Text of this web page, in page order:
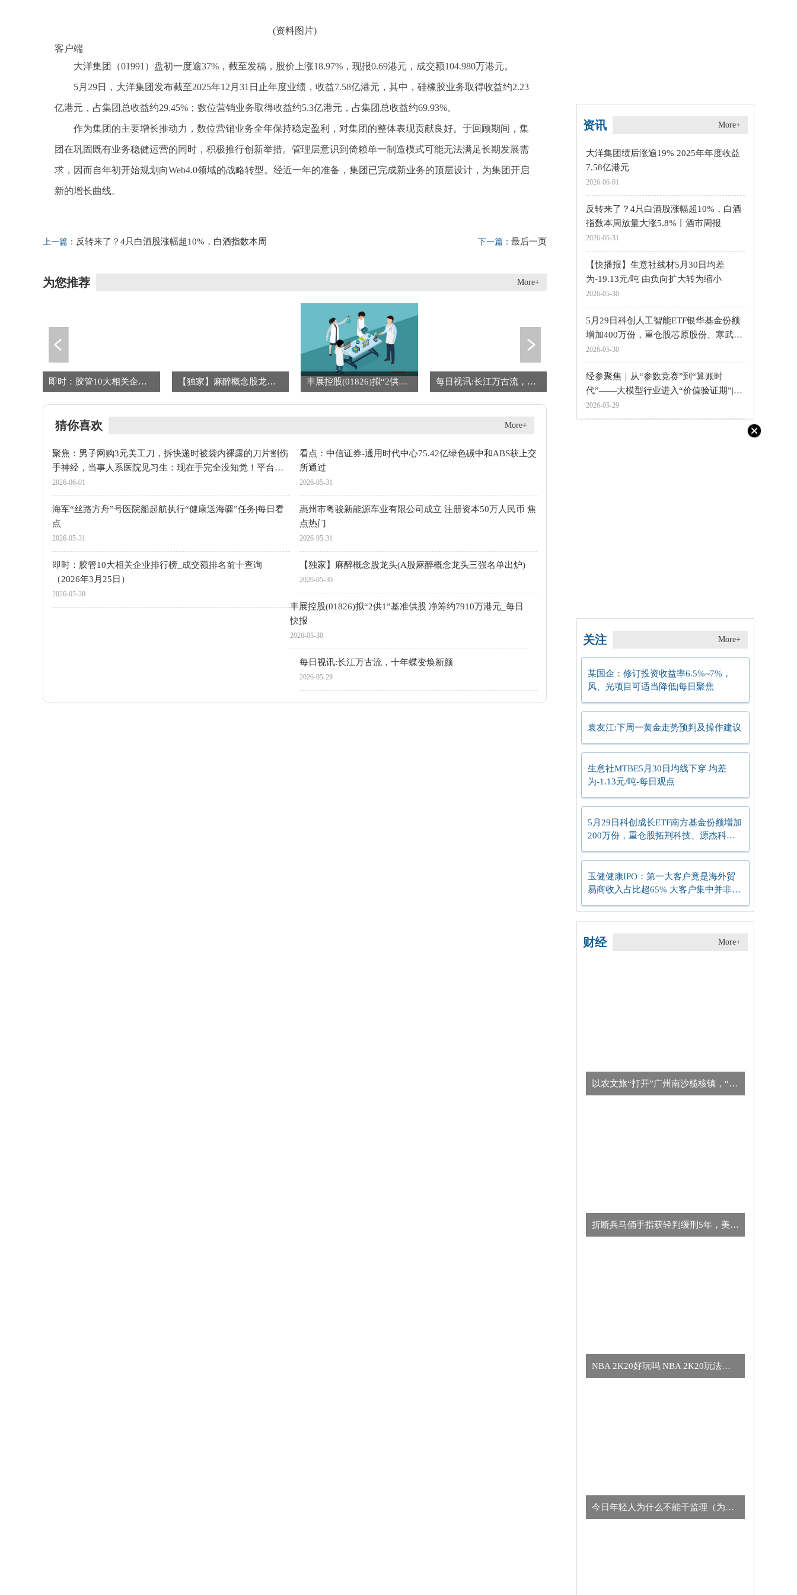
(资料图片)
客户端
大洋集团（01991）盘初一度逾37%，截至发稿，股价上涨18.97%，现报0.69港元，成交额104.980万港元。
5月29日，大洋集团发布截至2025年12月31日止年度业绩，收益7.58亿港元，其中，硅橡胶业务取得收益约2.23
亿港元，占集团总收益约29.45%；数位营销业务取得收益约5.3亿港元，占集团总收益约69.93%。
作为集团的主要增长推动力，数位营销业务全年保持稳定盈利，对集团的整体表现贡献良好。于回顾期间，集
团在巩固既有业务稳健运营的同时，积极推行创新举措。管理层意识到倚赖单一制造模式可能无法满足长期发展需
求，因而自年初开始规划向Web4.0领域的战略转型。经近一年的准备，集团已完成新业务的顶层设计，为集团开启
新的增长曲线。
上一篇： 反转来了？4只白酒股涨幅超10%，白酒指数本周
下一篇： 最后一页
为您推荐 More+
即时：胶管10大相关企业排行榜_成交额排名前十查询（2026年3月25日） 【独家】麻醉概念股龙头(A股麻醉概念龙头三强名单出炉) 丰展控股(01826)拟“2供1”基准供股 净筹约7910万港元_每日快报 每日视讯:长江万古流，十年蝶变焕新颜 聚焦：男子网购3元美工刀，拆快递时被袋内裸露的刀片割伤手神经，当事人系医院见习生：现在手完全没知觉！平台回应
猜你喜欢 More+
聚焦：男子网购3元美工刀，拆快递时被袋内裸露的刀片割伤
手神经，当事人系医院见习生：现在手完全没知觉！平台回
应
2026-06-01
看点：中信证券-通用时代中心75.42亿绿色碳中和ABS获上交
所通过
2026-05-31
海军“丝路方舟”号医院船起航执行“健康送海疆”任务|每日看
点
2026-05-31
惠州市粤骏新能源车业有限公司成立 注册资本50万人民币 焦
点热门
2026-05-31
即时：胶管10大相关企业排行榜_成交额排名前十查询
（2026年3月25日）
2026-05-30
【独家】麻醉概念股龙头(A股麻醉概念龙头三强名单出炉)
2026-05-30
丰展控股(01826)拟“2供1”基准供股 净筹约7910万港元_每日
快报
2026-05-30
每日视讯:长江万古流，十年蝶变焕新颜
2026-05-29
资讯 More+
大洋集团绩后涨逾19% 2025年年度收益
7.58亿港元
2026-06-01
反转来了？4只白酒股涨幅超10%，白酒
指数本周放量大涨5.8%丨酒市周报
2026-05-31
【快播报】生意社线材5月30日均差
为-19.13元/吨 由负向扩大转为缩小
2026-05-30
5月29日科创人工智能ETF银华基金份额
增加400万份，重仓股芯原股份、寒武
纪、澜起科技 热资讯
2026-05-30
经参聚焦｜从“参数竞赛”到“算账时
代”——大模型行业进入“价值验证期”|今
日热讯
2026-05-29
关注 More+
某国企：修订投资收益率6.5%~7%，
风、光项目可适当降低|每日聚焦
袁友江:下周一黄金走势预判及操作建议
生意社MTBE5月30日均线下穿 均差
为-1.13元/吨-每日观点
5月29日科创成长ETF南方基金份额增加
200万份，重仓股拓荆科技、源杰科
玉健健康IPO：第一大客户竟是海外贸
易商收入占比超65% 大客户集中并非行
财经 More+
以农文旅“打开”广州南沙榄核镇，“星海故里”别有一番风味
​折断兵马俑手指获轻判缓刑5年，美国男子向中方致歉
NBA 2K20好玩吗 NBA 2K20玩法简介
今日年轻人为什么不能干监理（为什么年轻人不适合干监理的真正原因）